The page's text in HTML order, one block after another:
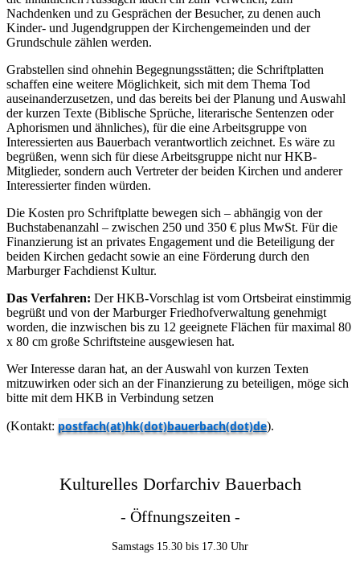
Nachdenken und zu Gesprächen der Besucher, zu denen auch
Kinder- und Jugendgruppen der Kirchengemeinden und der
Grundschule zählen werden.
Grabstellen sind ohnehin Begegnungsstätten; die Schriftplatten
schaffen eine weitere Möglichkeit, sich mit dem Thema Tod
auseinanderzusetzen, und das bereits bei der Planung und Auswahl
der kurzen Texte (Biblische Sprüche, literarische Sentenzen oder
Aphorismen und ähnliches), für die eine Arbeitsgruppe von
Interessierten aus Bauerbach verantwortlich zeichnet. Es wäre zu
begrüßen, wenn sich für diese Arbeitsgruppe nicht nur HKB-
Mitglieder, sondern auch Vertreter der beiden Kirchen und anderer
Interessierter finden würden.
Die Kosten pro Schriftplatte bewegen sich – abhängig von der
Buchstabenanzahl – zwischen 250 und 350 € plus MwSt. Für die
Finanzierung ist an privates Engagement und die Beteiligung der
beiden Kirchen gedacht sowie an eine Förderung durch den
Marburger Fachdienst Kultur.
Das Verfahren: Der HKB-Vorschlag ist vom Ortsbeirat einstimmig
begrüßt und von der Marburger Friedhofverwaltung genehmigt
worden, die inzwischen bis zu 12 geeignete Flächen für maximal 80
x 80 cm große Schriftsteine ausgewiesen hat.
Wer Interesse daran hat, an der Auswahl von kurzen Texten
mitzuwirken oder sich an der Finanzierung zu beteiligen, möge sich
bitte mit dem HKB in Verbindung setzen
(Kontakt: postfach(at)hk(dot)bauerbach(dot)de).
Kulturelles Dorfarchiv Bauerbach
- Öffnungszeiten -
Samstags 15.30 bis 17.30 Uhr